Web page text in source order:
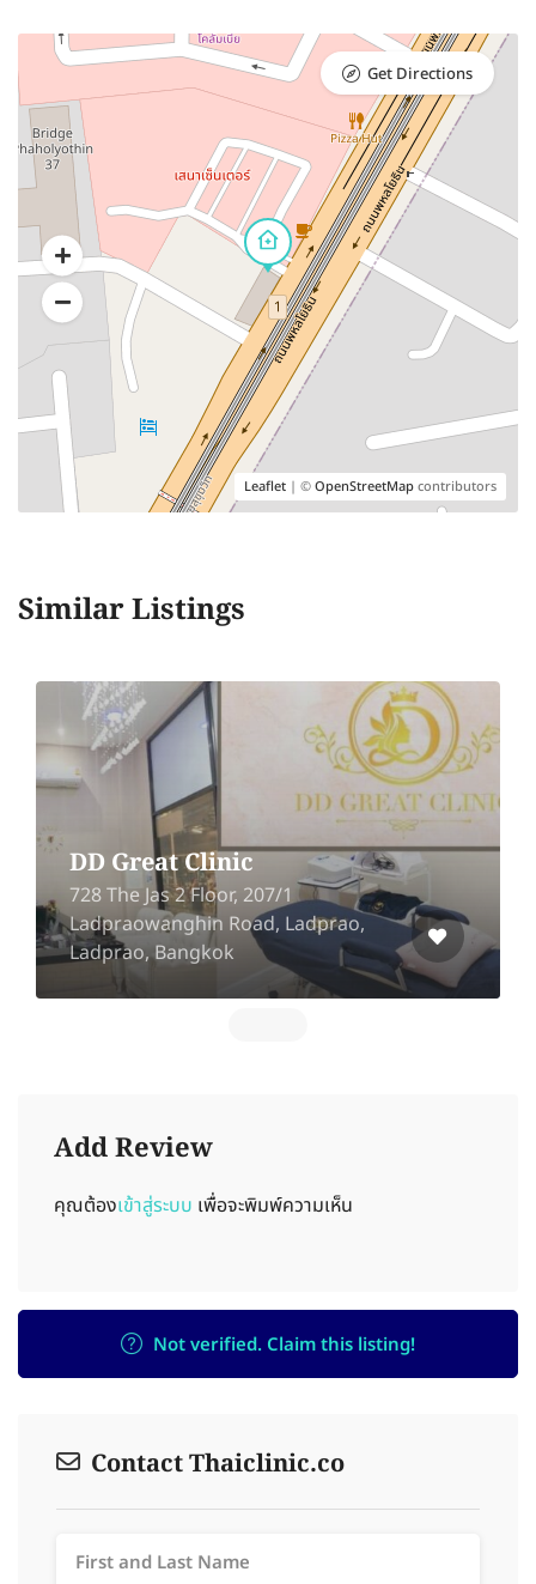
Leaflet | ©OpenStreetMapcontributors
Get Directions
Similar Listings
DD Great Clinic
728 The Jas 2 Floor, 207/1
Ladpraowanghin Road, Ladprao,
Ladprao, Bangkok
Add Review
คุณต้องเข้าสู่ระบบ เพื่อจะพิมพ์ความเห็น
Not verified. Claim this listing!
Contact Thaiclinic.co